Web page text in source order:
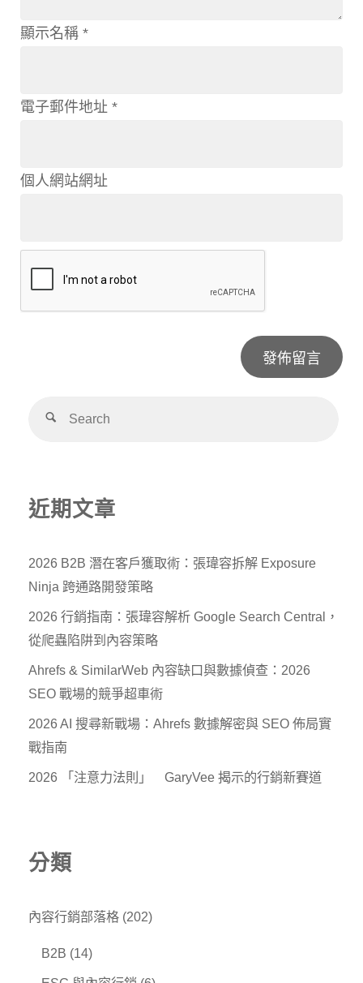
顯示名稱 *
電子郵件地址 *
個人網站網址
近期文章
2026 B2B 潛在客戶獲取術：張瑋容拆解 Exposure
Ninja 跨通路開發策略
2026 行銷指南：張瑋容解析 Google Search Central，
從爬蟲陷阱到內容策略
Ahrefs & SimilarWeb 內容缺口與數據偵查：2026
SEO 戰場的競爭超車術
2026 AI 搜尋新戰場：Ahrefs 數據解密與 SEO 佈局實
戰指南
2026 「注意力法則」 GaryVee 揭示的行銷新賽道
分類
內容行銷部落格 (202)
B2B (14)